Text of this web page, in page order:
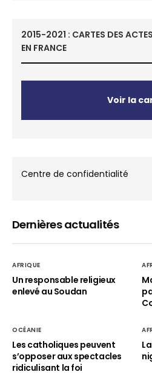
2015-2021 : CARTES DES
EN FRANCE
Voir la
Centre de confidentialité
Dernières actualités
AFRIQUE
Un responsable religieux
enlevé au Soudan
OCÉANIE
Les catholiques peuvent
s’opposer aux spectacles
ridiculisant la foi